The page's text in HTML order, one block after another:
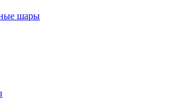
шары